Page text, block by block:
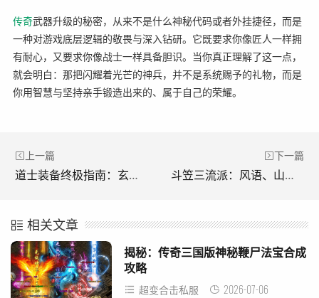
传奇武器升级的秘密，从来不是什么神秘代码或者外挂捷径，而是
一种对游戏底层逻辑的敬畏与深入钻研。它既要求你像匠人一样拥
有耐心，又要求你像战士一样具备胆识。当你真正理解了这一点，
就会明白：那把闪耀着光芒的神兵，并不是系统赐予的礼物，而是
你用智慧与坚持亲手锻造出来的、属于自己的荣耀。
上一篇
道士装备终极指南：玄天逍遥扇，三眼心灵手镯，如何抉择？
下一篇
斗笠三流派：风语、山岳、雷霆，战术基石全解析
相关文章
揭秘：传奇三国版神秘鞭尸法宝合成
攻略
超变合击私服 2026-07-06